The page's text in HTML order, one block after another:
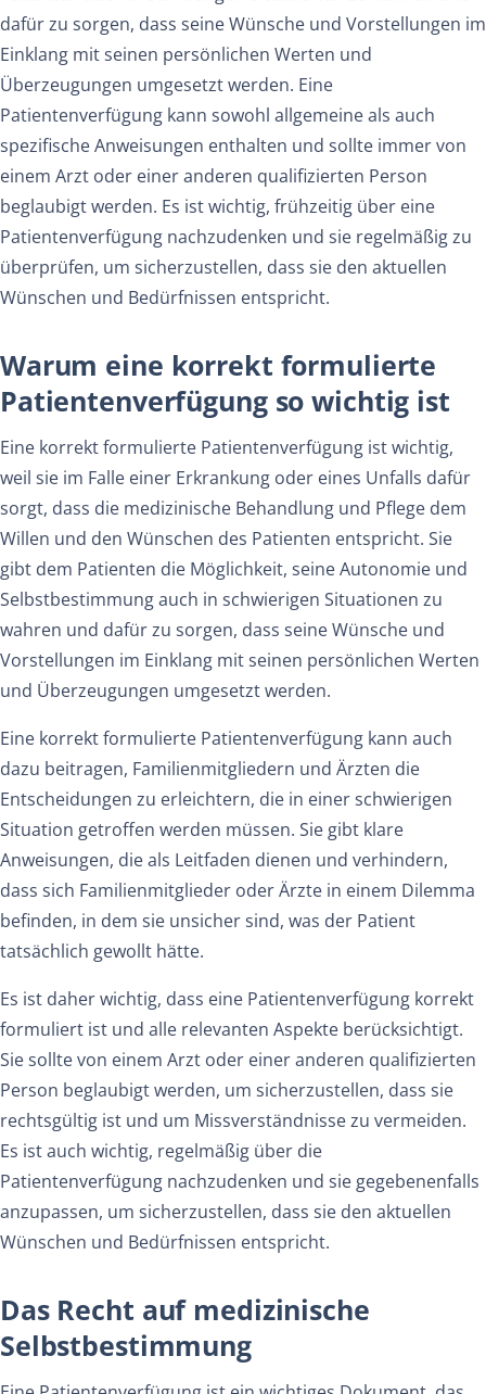
dafür zu sorgen, dass seine Wünsche und Vorstellungen im
Einklang mit seinen persönlichen Werten und
Überzeugungen umgesetzt werden. Eine
Patientenverfügung kann sowohl allgemeine als auch
spezifische Anweisungen enthalten und sollte immer von
einem Arzt oder einer anderen qualifizierten Person
beglaubigt werden. Es ist wichtig, frühzeitig über eine
Patientenverfügung nachzudenken und sie regelmäßig zu
überprüfen, um sicherzustellen, dass sie den aktuellen
Wünschen und Bedürfnissen entspricht.
Warum eine korrekt formulierte
Patientenverfügung so wichtig ist
Eine korrekt formulierte Patientenverfügung ist wichtig,
weil sie im Falle einer Erkrankung oder eines Unfalls dafür
sorgt, dass die medizinische Behandlung und Pflege dem
Willen und den Wünschen des Patienten entspricht. Sie
gibt dem Patienten die Möglichkeit, seine Autonomie und
Selbstbestimmung auch in schwierigen Situationen zu
wahren und dafür zu sorgen, dass seine Wünsche und
Vorstellungen im Einklang mit seinen persönlichen Werten
und Überzeugungen umgesetzt werden.
Eine korrekt formulierte Patientenverfügung kann auch
dazu beitragen, Familienmitgliedern und Ärzten die
Entscheidungen zu erleichtern, die in einer schwierigen
Situation getroffen werden müssen. Sie gibt klare
Anweisungen, die als Leitfaden dienen und verhindern,
dass sich Familienmitglieder oder Ärzte in einem Dilemma
befinden, in dem sie unsicher sind, was der Patient
tatsächlich gewollt hätte.
Es ist daher wichtig, dass eine Patientenverfügung korrekt
formuliert ist und alle relevanten Aspekte berücksichtigt.
Sie sollte von einem Arzt oder einer anderen qualifizierten
Person beglaubigt werden, um sicherzustellen, dass sie
rechtsgültig ist und um Missverständnisse zu vermeiden.
Es ist auch wichtig, regelmäßig über die
Patientenverfügung nachzudenken und sie gegebenenfalls
anzupassen, um sicherzustellen, dass sie den aktuellen
Wünschen und Bedürfnissen entspricht.
Das Recht auf medizinische
Selbstbestimmung